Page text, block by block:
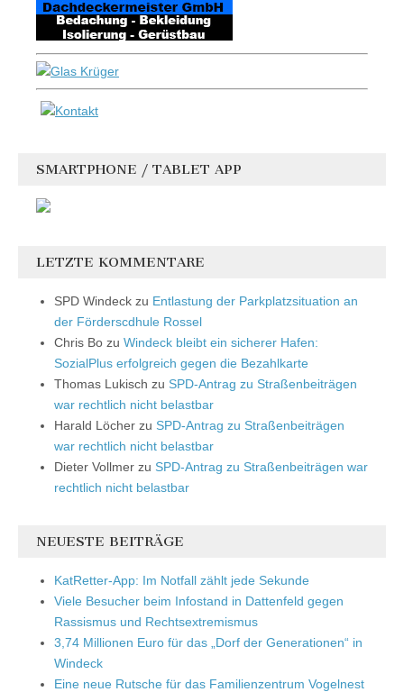
SMARTPHONE / TABLET APP
LETZTE KOMMENTARE
SPD Windeck zu Entlastung der Parkplatzsituation an
der Förderscdhule Rossel
Chris Bo zu Windeck bleibt ein sicherer Hafen:
SozialPlus erfolgreich gegen die Bezahlkarte
Thomas Lukisch zu SPD-Antrag zu Straßenbeiträgen
war rechtlich nicht belastbar
Harald Löcher zu SPD-Antrag zu Straßenbeiträgen
war rechtlich nicht belastbar
Dieter Vollmer zu SPD-Antrag zu Straßenbeiträgen war
rechtlich nicht belastbar
NEUESTE BEITRÄGE
KatRetter-App: Im Notfall zählt jede Sekunde
Viele Besucher beim Infostand in Dattenfeld gegen
Rassismus und Rechtsextremismus
3,74 Millionen Euro für das „Dorf der Generationen“ in
Windeck
Eine neue Rutsche für das Familienzentrum Vogelnest